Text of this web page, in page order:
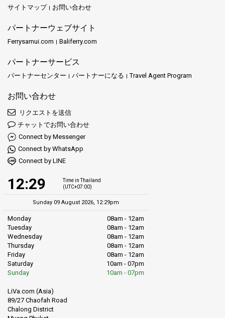
サイトマップ
お問い合わせ
パートナーウェブサイト
Ferrysamui.com Baliferry.com
パートナーサービス
パートナーセンター パートナーになる Travel Agent Program
お問い合わせ
リクエストを送信
チャットでお問い合わせ
Connect by Messenger
Connect by WhatsApp
Connect by LINE
12:29
Time in Thailand
(UTC+07:00)
Sunday 09 August 2026, 12:29pm
Monday
08am - 12am
Tuesday
08am - 12am
Wednesday
08am - 12am
Thursday
08am - 12am
Friday
08am - 12am
Saturday
10am - 07pm
Sunday
10am - 07pm
LiVa.com (Asia)
89/27 Chaofah Road
Chalong District